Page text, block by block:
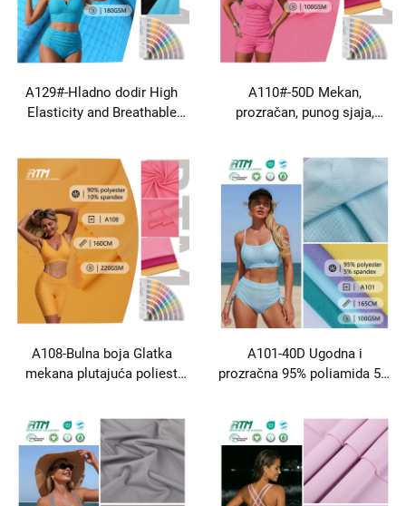
A129#-Hladno dodir High
Elasticity and Breathable
kupaće odjeće i yoga odjeće
A110#-50D Mekan,
prozračan, punog sjaja,
A108-Bulna boja Glatka
mekana plutajuća poliest
A101-40D Ugodna i
prozračna 95% poliamida 5%